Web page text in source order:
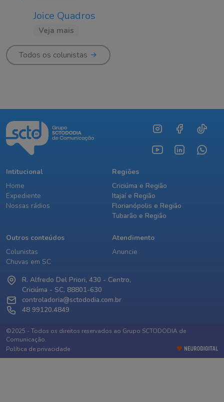
Joice Quadros
Veja mais
Todos os colunistas
Intitucional
Home
Expediente
Nossas rádios
Regiões
Criciúma e Região
Itajaí e Região
Florianópolis e Região
Tubarão e Região
Outros conteúdos
Colunistas
Chuvas em SC
Atendimento
Anuncie
R. Alfredo Del Priori, 430 - Centro,
Criciúma - SC, 88801-630
controladoria@sctododia.com.br
48 99120.4849
©2025 - Todos os direitos reservados ao Grupo SCTODODIA de
Comunicação.
Política de privacidade